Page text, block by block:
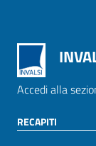
Accedi alla
RECAPITI